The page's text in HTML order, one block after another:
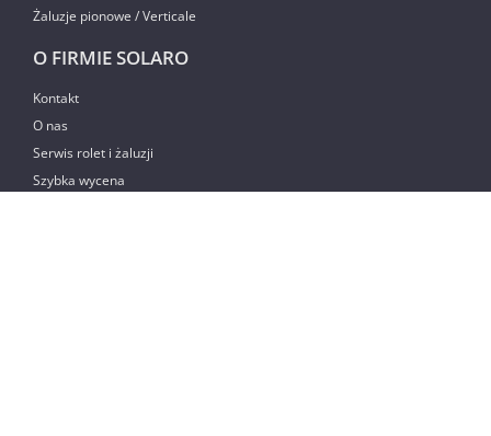
Żaluzje pionowe / Verticale
O FIRMIE SOLARO
Kontakt
O nas
Serwis rolet i żaluzji
Szybka wycena